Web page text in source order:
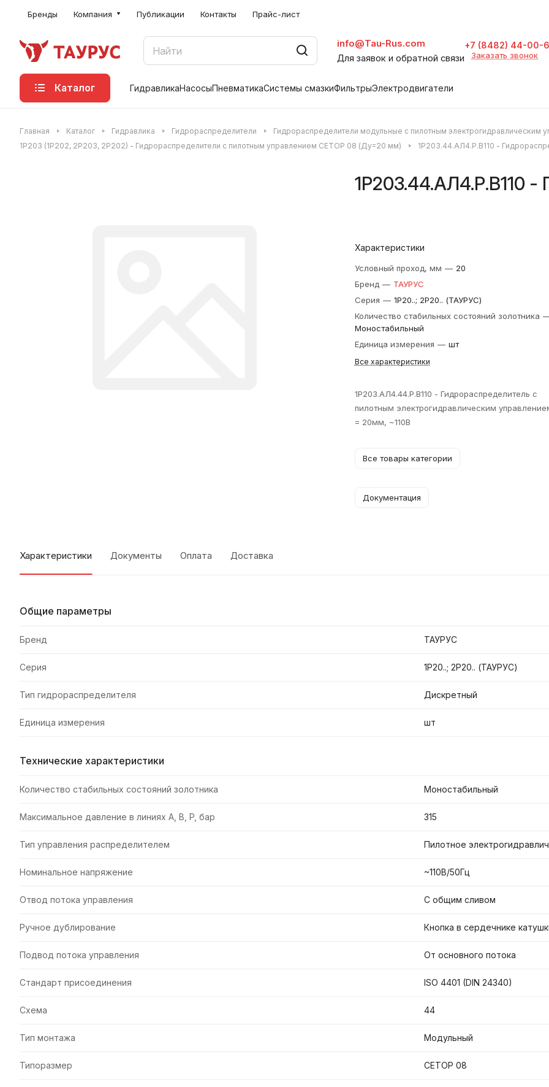
Бренды Компания Публикации Контакты Прайс-лист
info@Tau-Rus.com
Для заявок и обратной связи
+7 (8482) 44-00-
Заказать звонок
Каталог ГидравликаНасосыПневматикаСистемы смазкиФильтрыЭлектродвигатели
Главная Каталог Гидравлика Гидрораспределители
Гидрораспределители модульные с пилотным электрогидравлическим
1Р203 (1Р202, 2Р203, 2Р202) - Гидрораспределители с пилотным управлением CETOP 08 (Ду=20 мм)
1Р203.44.АЛ4.Р.В110 -
1Р203.44.АЛ4.Р.В110 -
Характеристики
Условный проход, мм — 20
Бренд — ТАУРУС
Серия — 1Р20..; 2Р20.. (ТАУРУС)
Количество стабильных состояний золотника
Моностабильный
Единица измерения — шт
Все характеристики
1Р203.АЛ4.44.Р.В110 - Гидрораспределитель с
пилотным электрогидравлическим
= 20мм, ~110В
Все товары категории
Документация
Характеристики Документы Оплата Доставка
Общие параметры
Бренд ТАУРУС
Серия 1Р20..; 2Р20.. (ТАУРУС)
Тип гидрораспределителя Дискретный
Единица измерения шт
Технические характеристики
Количество стабильных состояний золотника Моностабильный
Максимальное давление в линиях A, B, P, бар 315
Тип управления распределителем Пилотное
Номинальное напряжение ~110В/50Гц
Отвод потока управления С общим сливом
Ручное дублирование Кнопка в сердечнике
Подвод потока управления От основного потока
Стандарт присоединения ISO 4401 (DIN 24340)
Схема 44
Тип монтажа Модульный
Типоразмер CETOP 08